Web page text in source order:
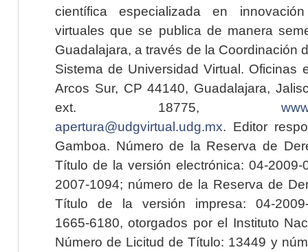
científica especializada en
virtuales que se publica de manera
Guadalajara, a través de la Coordinación
Sistema de Universidad Virtual. Oficinas
Arcos Sur, CP 44140, Guadalajara,
ext. 18775,
apertura@udgvirtual.udg.mx. Editor
Gamboa. Número de la Reserva de
Título de la versión electrónica: 04-2009-
2007-1094; número de la Reserva de
Título de la versión impresa: 04-2009-
1665-6180, otorgados por el Instituto
Número de Licitud de Título: 13449 y